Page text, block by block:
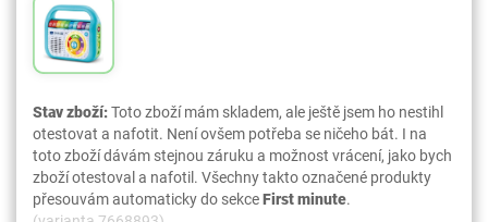
Stav zboží:Toto zboží mám skladem, ale ještě jsem ho nestihl
otestovat a nafotit. Není ovšem potřeba se ničeho bát. I na
toto zboží dávám stejnou záruku a možnost vrácení, jako bych
zboží otestoval a nafotil. Všechny takto označené produkty
přesouvám automaticky do sekceFirst minute.